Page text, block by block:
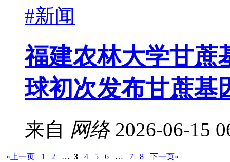
#新闻
福建农林大学甘蔗
球初次发布甘蔗基
来自 网络 2026-06-15
«上一页 1 2 … 3 4 5 6 … 7 8 下一页»